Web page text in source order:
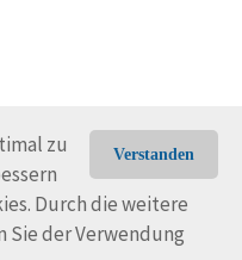
Verstanden
zu
Durch die weitere
der Verwendung
Impressum
Hinweise